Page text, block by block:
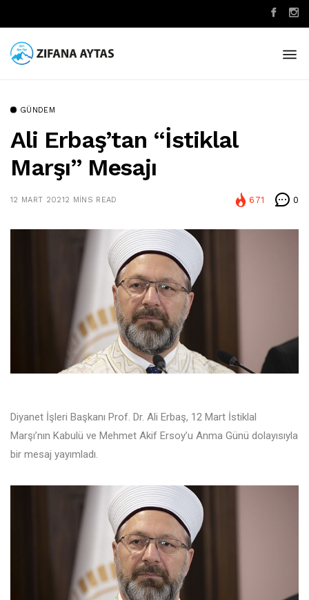
GÜNDEM
Ali Erbaş’tan “İstiklal
Marşı” Mesajı
12 MART 20212 MINS READ 671 0
Diyanet İşleri Başkanı Prof. Dr. Ali Erbaş, 12 Mart İstiklal
Marşı’nın Kabulü ve Mehmet Akif Ersoy’u Anma Günü dolayısıyla
bir mesaj yayımladı.